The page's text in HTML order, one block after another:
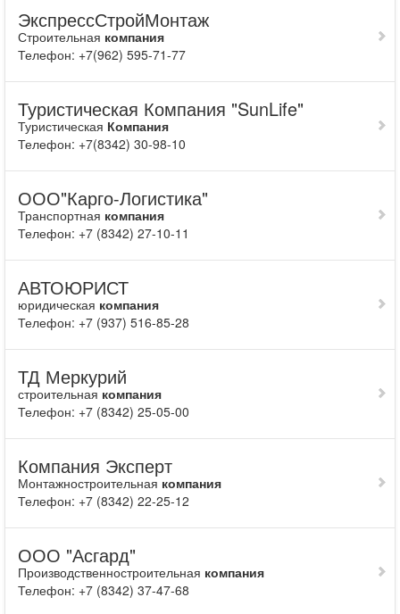
ЭкспрессСтройМонтаж
Строительная компания
Телефон: +7(962) 595-71-77
Туристическая Компания "SunLife"
Туристическая Компания
Телефон: +7(8342) 30-98-10
ООО"Карго-Логистика"
Транспортная компания
Телефон: +7 (8342) 27-10-11
АВТОЮРИСТ
юридическая компания
Телефон: +7 (937) 516-85-28
ТД Меркурий
строительная компания
Телефон: +7 (8342) 25-05-00
Компания Эксперт
Монтажностроительная компания
Телефон: +7 (8342) 22-25-12
ООО "Асгард"
Производственностроительная компания
Телефон: +7 (8342) 37-47-68